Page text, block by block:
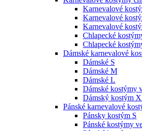
Karnevalové
Karnevalové
Karnevalové
Chlapecké
Chlapecké
Dámské karnevalové
Dámské S
Dámské M
Dámské L
Dámské kostýmy
Dámský kostým
Pánské karnevalové
Pánsky kostým S
Pánské kostýmy